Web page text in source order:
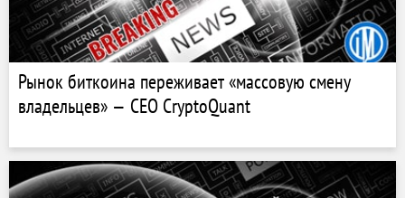
Рынок биткоина переживает «массовую смену
владельцев» — CEO CryptoQuant